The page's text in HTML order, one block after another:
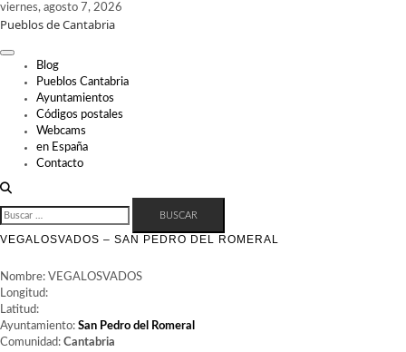
Skip
to
viernes, agosto 7, 2026
Pueblos de Cantabria
Blog
Pueblos Cantabria
Ayuntamientos
Códigos postales
Webcams
en España
Contacto
BUSCAR:
VEGALOSVADOS – SAN PEDRO DEL ROMERAL
Nombre: VEGALOSVADOS
Longitud:
Latitud:
Ayuntamiento: San Pedro del Romeral
Comunidad: Cantabria